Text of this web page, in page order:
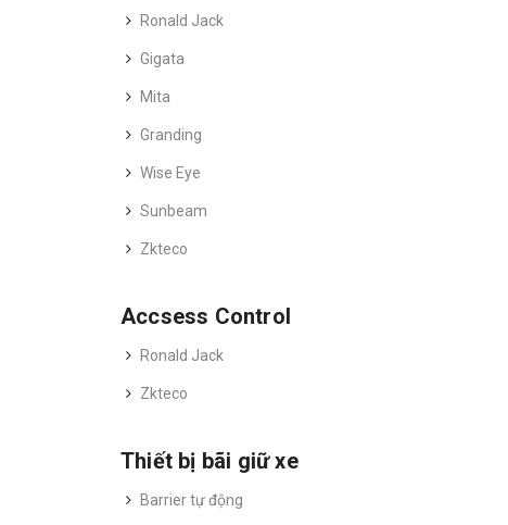
Ronald Jack
Gigata
Mita
Granding
Wise Eye
Sunbeam
Zkteco
Accsess Control
Ronald Jack
Zkteco
Thiết bị bãi giữ xe
Barrier tự động